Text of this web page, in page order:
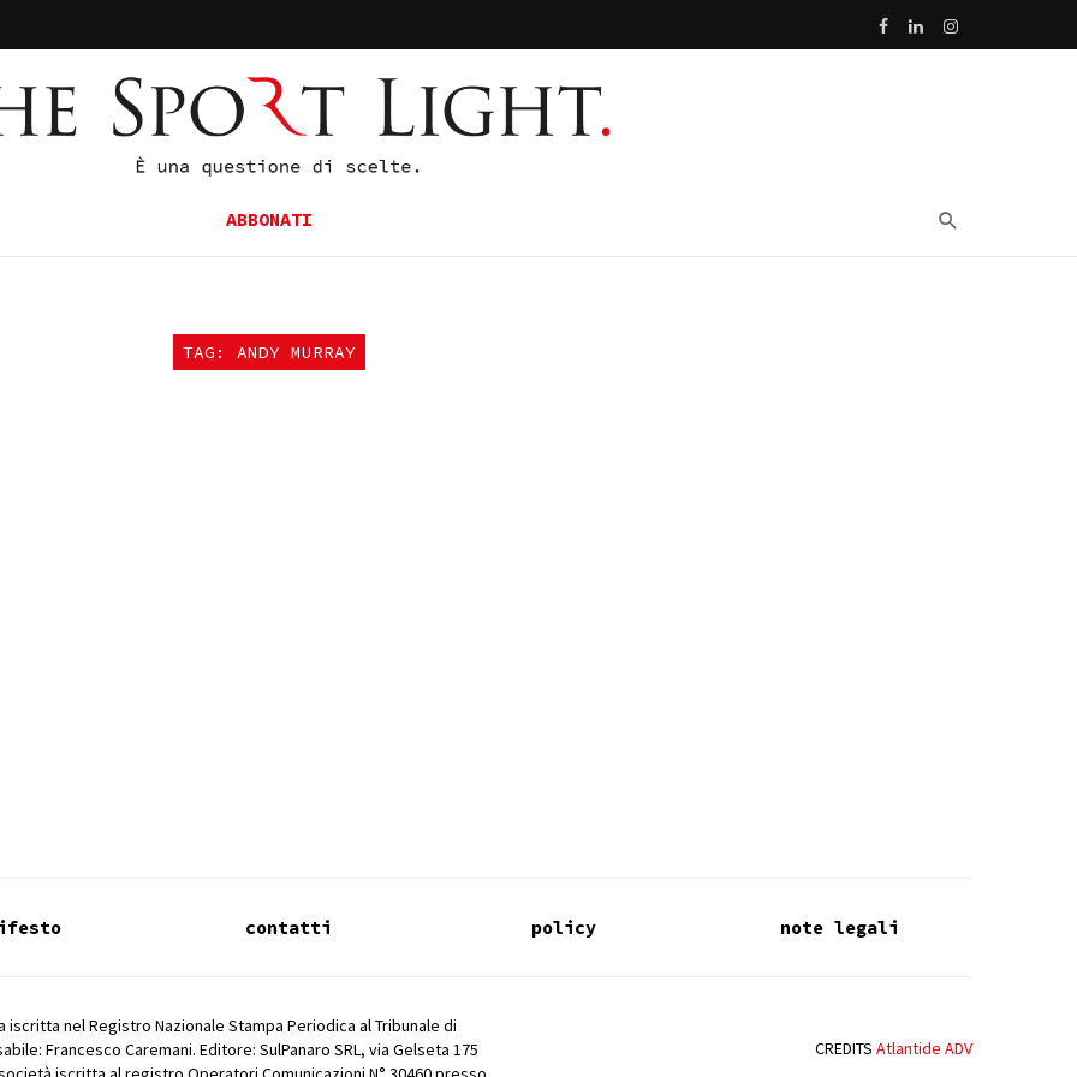
ABBONATI
TAG: ANDY MURRAY
contatti policy note legali
nel Registro Nazionale Stampa Periodica al Tribunale di
Francesco Caremani. Editore: SulPanaro SRL, via Gelseta 175
CREDITS Atlantide ADV